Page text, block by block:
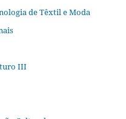
de Têxtil e Moda
III